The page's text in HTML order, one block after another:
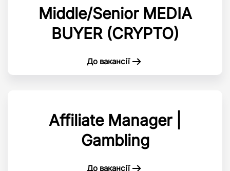
Middle/Senior MEDIA
BUYER (CRYPTO)
До вакансії
Affiliate Manager |
Gambling
До вакансії